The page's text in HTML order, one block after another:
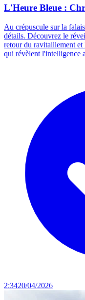
L'Heure Bleue :
Au crépuscule sur la
détails. Découvrez le
retour du ravitaillement
qui révèlent l'intelligence
2:3420/04/2026